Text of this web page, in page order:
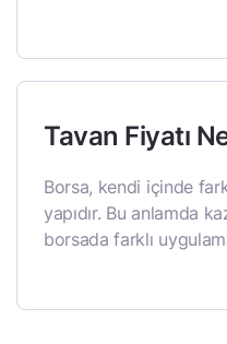
Tavan Fiyatı
Borsa, kendi içinde
yapıdır. Bu anlamda
borsada farklı